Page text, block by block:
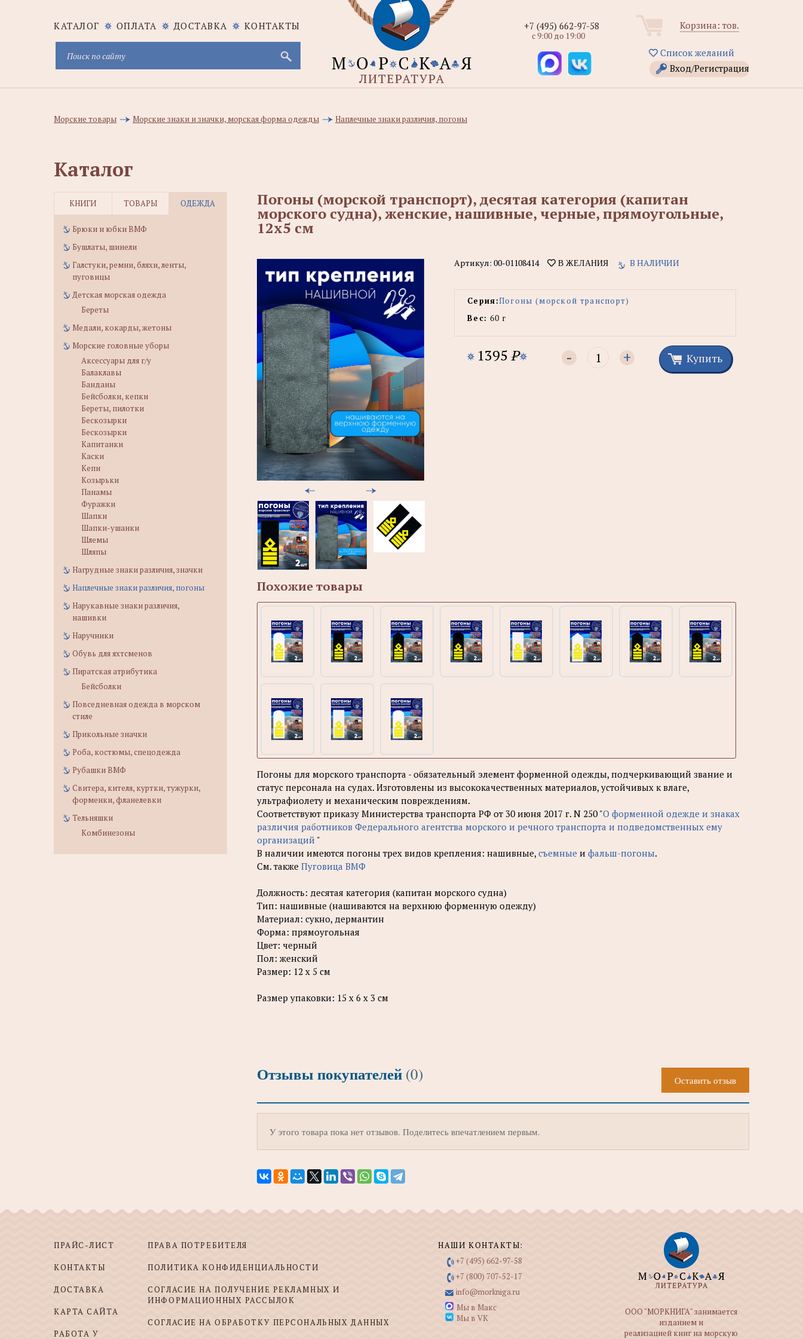
КАТАЛОГ ОПЛАТА ДОСТАВКА КОНТАКТЫ Корзина: тов.
Список желаний
Вход/Регистрация
+7 (495) 662-97-58
с 9:00 до 19:00
Морские товары Морские знаки и значки, морская форма одежды Наплечные знаки различия, погоны
Каталог
КНИГИ ТОВАРЫ ОДЕЖДА
Брюки и юбки ВМФ
Бушлаты, шинели
Галстуки, ремни, бляхи, ленты,
пуговицы
Детская морская одежда
Береты
Медали, кокарды, жетоны
Морские головные уборы
Аксессуары для г/у
Балаклавы
Банданы
Бейсболки, кепки
Береты, пилотки
Бескозырки
Бескозырки
Капитанки
Каски
Кепи
Козырьки
Панамы
Фуражки
Шапки
Шапки-ушанки
Шлемы
Шляпы
Нагрудные знаки различия, значки
Наплечные знаки различия, погоны
Нарукавные знаки различия,
нашивки
Наручники
Обувь для яхтсменов
Пиратская атрибутика
Бейсболки
Повседневная одежда в морском
стиле
Прикольные значки
Роба, костюмы, спецодежда
Рубашки ВМФ
Свитера, кителя, куртки, тужурки,
форменки, фланелевки
Тельняшки
Комбинезоны
Погоны (морской транспорт), десятая категория (капитан
морского судна), женские, нашивные, черные, прямоугольные,
12х5 см
Артикул: 00-01108414 В ЖЕЛАНИЯ В НАЛИЧИИ
Серия:Погоны (морской транспорт)
Вес: 60 г
1395 P - + Купить
Похожие товары
Погоны для морского транспорта - обязательный элемент форменной одежды, подчеркивающий звание и
статус персонала на судах. Изготовлены из высококачественных материалов, устойчивых к влаге,
ультрафиолету и механическим повреждениям.
Соответствуют приказу Министерства транспорта РФ от 30 июня 2017 г. N 250 "О форменной одежде и знаках
различия работников Федерального агентства морского и речного транспорта и подведомственных ему
организаций "
В наличии имеются погоны трех видов крепления: нашивные, съемные и фальш-погоны.
См. также Пуговица ВМФ
Должность: десятая категория (капитан морского судна)
Тип: нашивные (нашиваются на верхнюю форменную одежду)
Материал: сукно, дермантин
Форма: прямоугольная
Цвет: черный
Пол: женский
Размер: 12 х 5 см
Размер упаковки: 15 х 6 х 3 см
Отзывы покупателей (0) Оставить отзыв
У этого товара пока нет отзывов. Поделитесь впечатлением первым.
ПРАЙС-ЛИСТ
КОНТАКТЫ
ДОСТАВКА
КАРТА САЙТА
РАБОТА У
ПРАВА ПОТРЕБИТЕЛЯ
ПОЛИТИКА КОНФИДЕНЦИАЛЬНОСТИ
СОГЛАСИЕ НА ПОЛУЧЕНИЕ РЕКЛАМНЫХ И
ИНФОРМАЦИОННЫХ РАССЫЛОК
СОГЛАСИЕ НА ОБРАБОТКУ ПЕРСОНАЛЬНЫХ ДАННЫХ
НАШИ КОНТАКТЫ:
+7 (495) 662-97-58
+7 (800) 707-52-17
info@morkniga.ru
Мы в Макс
Мы в VK
ООО "МОРКНИГА" занимается
изданием и
реализацией книг на морскую